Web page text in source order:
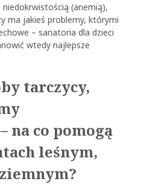
niedokrwistością (anemią),
ma jakieś problemy, którymi
– sanatoria dla dzieci
wtedy najlepsze
tarczycy,
na co pomogą
leśnym,